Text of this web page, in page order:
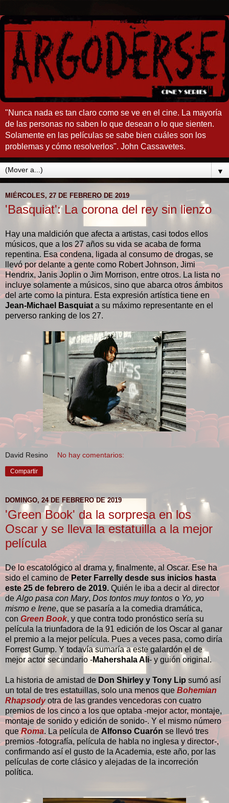
"Nunca nada es tan claro como se ve en el cine. La mayoría
de las personas no saben lo que desean o lo que sienten.
Solamente en las películas se sabe bien cuáles son los
problemas y cómo resolverlos". John Cassavetes.
▼
MIÉRCOLES, 27 DE FEBRERO DE 2019
'Basquiat': La corona del rey sin lienzo
Hay una maldición que afecta a artistas, casi todos ellos
músicos, que a los 27 años su vida se acaba de forma
repentina. Esa condena, ligada al consumo de drogas, se
llevó por delante a gente como Robert Johnson, Jimi
Hendrix, Janis Joplin o Jim Morrison, entre otros. La lista no
incluye solamente a músicos, sino que abarca otros ámbitos
del arte como la pintura. Esta expresión artística tiene en
Jean-Michael Basquiat a su máximo representante en el
perverso ranking de los 27.
David Resino No hay comentarios:
Compartir
DOMINGO, 24 DE FEBRERO DE 2019
'Green Book' da la sorpresa en los
Oscar y se lleva la estatuilla a la mejor
película
De lo escatológico al drama y, finalmente, al Oscar. Ese ha
sido el camino de Peter Farrelly desde sus inicios hasta
este 25 de febrero de 2019. Quién le iba a decir al director
de Algo pasa con Mary, Dos tontos muy tontos o Yo, yo
mismo e Irene, que se pasaría a la comedia dramática,
con Green Book, y que contra todo pronóstico sería su
película la triunfadora de la 91 edición de los Oscar al ganar
el premio a la mejor película. Pues a veces pasa, como diría
Forrest Gump. Y todavía sumaría a este galardón el de
mejor actor secundario -Mahershala Ali- y guión original.
La historia de amistad de Don Shirley y Tony Lip sumó así
un total de tres estatuillas, solo una menos que Bohemian
Rhapsodyotra de las grandes vencedoras con cuatro
premios de los cinco a los que optaba -mejor actor, montaje,
montaje de sonido y edición de sonido-. Y el mismo número
queRoma. La película de Alfonso Cuarón se llevó tres
premios -fotografía, película de habla no inglesa y director-,
confirmando así el gusto de la Academia, este año, por las
películas de corte clásico y alejadas de la incorreción
política.